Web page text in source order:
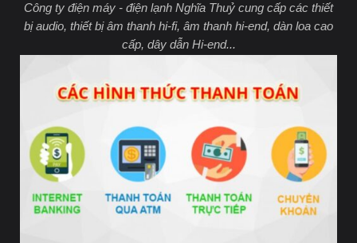
Công ty điện máy - điện lạnh Nghĩa Thuỷ cung cấp các thiết
bị audio, thiết bị âm thanh hi-fi, âm thanh hi-end, dàn loa cao
cấp, dây dẫn Hi-end...